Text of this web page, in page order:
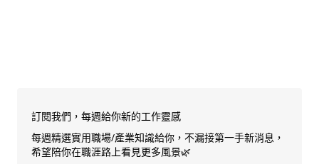
訂閱我們，每週給你新的工作靈感
每週精選實用職場/產業知識給你，不漏接第一手新消息，
希望陪你在職涯路上看見更多風景🌿